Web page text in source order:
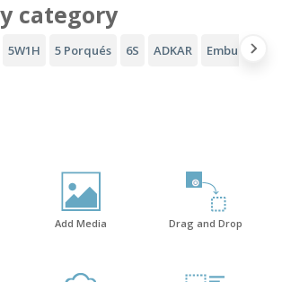
category
5W1H 5 Porqués 6S ADKAR Embudo
Add Media Drag and Drop